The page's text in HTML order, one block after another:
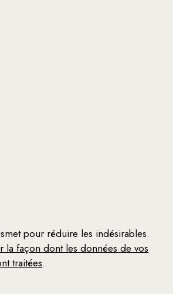
pour réduire les indésirables.
la façon dont les données de vos
traitées.